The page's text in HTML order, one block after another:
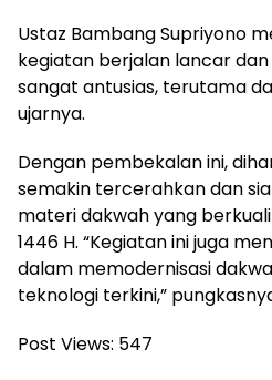
Ustaz Bambang Supriyono
kegiatan berjalan lancar dan
sangat antusias, terutama
ujarnya.
Dengan pembekalan ini,
semakin tercerahkan dan
materi dakwah yang
1446 H. “Kegiatan ini juga
dalam memodernisasi
teknologi terkini,”
Post Views: 547